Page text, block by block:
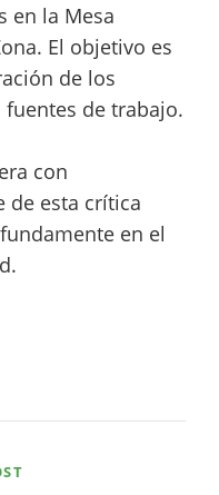
en la Mesa
El objetivo es
de los
de trabajo.
con
de esta crítica
en el